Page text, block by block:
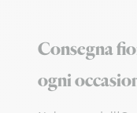
Consegna
ogni